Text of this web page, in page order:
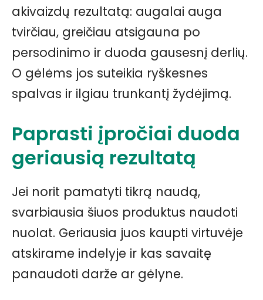
akivaizdų rezultatą: augalai auga
tvirčiau, greičiau atsigauna po
persodinimo ir duoda gausesnį derlių.
O gėlėms jos suteikia ryškesnes
spalvas ir ilgiau trunkantį žydėjimą.
Paprasti įpročiai duoda
geriausią rezultatą
Jei norit pamatyti tikrą naudą,
svarbiausia šiuos produktus naudoti
nuolat. Geriausia juos kaupti virtuvėje
atskirame indelyje ir kas savaitę
panaudoti darže ar gėlyne.